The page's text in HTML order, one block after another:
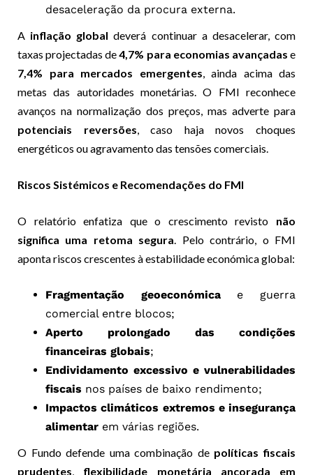
desaceleração da procura externa.
A inflação global deverá continuar a desacelerar, com
taxas projectadas de4,7% para economias avançadas e
7,4% para mercados emergentes, ainda acima das
metas das autoridades monetárias. O FMI reconhece
avanços na normalização dos preços, mas adverte para
potenciais reversões, caso haja novos choques
energéticos ou agravamento das tensões comerciais.
Riscos Sistémicos e Recomendações do FMI
O relatório enfatiza que o crescimento revisto não
significa uma retoma segura. Pelo contrário, o FMI
aponta riscos crescentes à estabilidade económica global:
Fragmentação geoeconómicae guerra
comercial entre blocos;
Aperto prolongado das condições
financeiras globais;
Endividamento excessivo e vulnerabilidades
fiscais nos países de baixo rendimento;
Impactos climáticos extremos e insegurança
alimentar em várias regiões.
O Fundo defende uma combinação de políticas fiscais
prudentes, flexibilidade monetária ancorada em